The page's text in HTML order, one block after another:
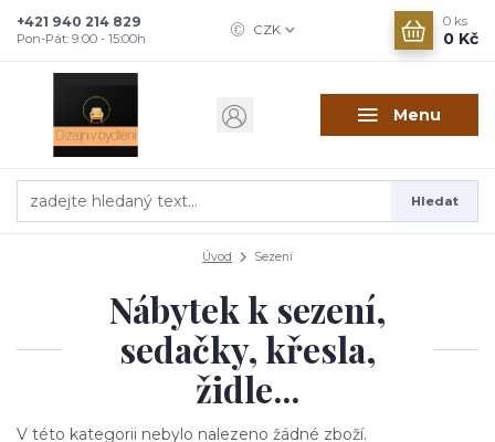
Menu
CZK
Hledat
+421 940 214 829
Pon-Pát: 9:00 - 15:00h
0 ks
0 Kč
Úvod Sezení
Nábytek k sezení,
sedačky, křesla,
židle...
V této kategorii nebylo nalezeno žádné zboží.